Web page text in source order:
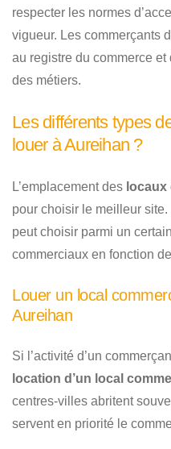
respecter les normes
vigueur. Les commerçants
au registre du commerce
des métiers.
Les différents types
louer à Aureihan ?
L’emplacement des
pour choisir le meilleur
peut choisir parmi un
commerciaux en fonction
Louer un local
Aureihan
Si l’activité d’un
location d’un local
centres-villes abritent
servent en priorité le